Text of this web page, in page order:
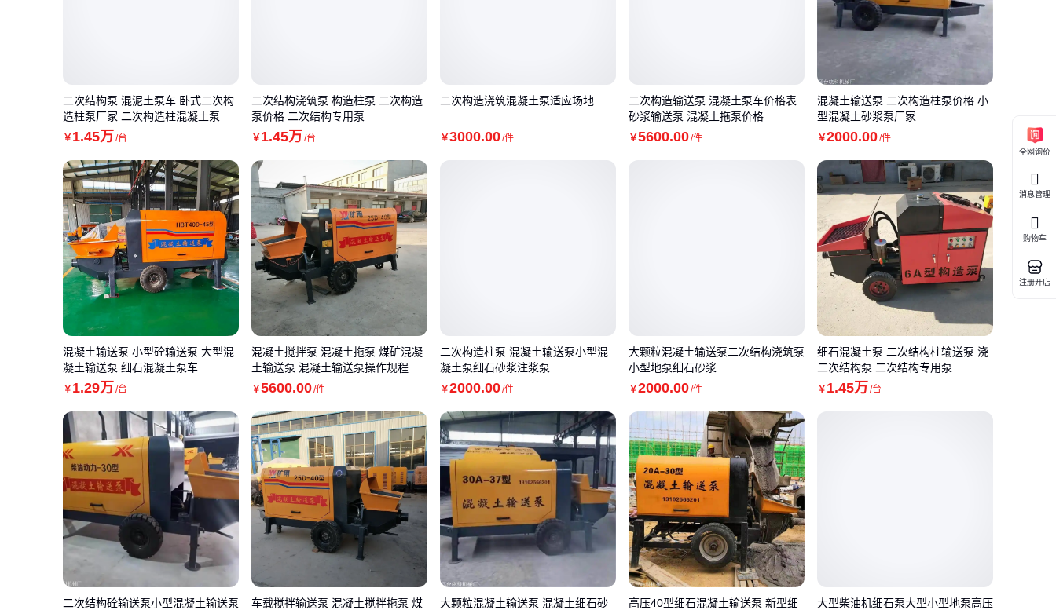
二次结构泵 混泥土泵车 卧式二次构
造柱泵厂家 二次构造柱混凝土泵
￥ 1.45万 /台
二次结构浇筑泵 构造柱泵 二次构造
泵价格 二次结构专用泵
￥ 1.45万 /台
二次构造浇筑混凝土泵适应场地
￥3000.00/件
二次构造输送泵 混凝土泵车价格表
砂浆输送泵 混凝土拖泵价格
￥5600.00/件
混凝土输送泵 二次构造柱泵价格 小
型混凝土砂浆泵厂家
￥2000.00/件
混凝土输送泵 小型砼输送泵 大型混
凝土输送泵 细石混凝土泵车
￥ 1.29万 /台
混凝土搅拌泵 混凝土拖泵 煤矿混凝
土输送泵 混凝土输送泵操作规程
￥5600.00/件
二次构造柱泵 混凝土输送泵小型混
凝土泵细石砂浆注浆泵
￥2000.00/件
大颗粒混凝土输送泵二次结构浇筑泵
小型地泵细石砂浆
￥2000.00/件
细石混凝土泵 二次结构柱输送泵 浇
二次结构泵 二次结构专用泵
￥ 1.45万 /台
二次结构砼输送泵小型混凝土输送泵
车载搅拌输送泵 混凝土搅拌拖泵 煤
大颗粒混凝土输送泵 混凝土细石砂
高压40型细石混凝土输送泵 新型细
大型柴油机细石泵大型小型地泵高压
全网询价
消息管理
购物车
注册开店